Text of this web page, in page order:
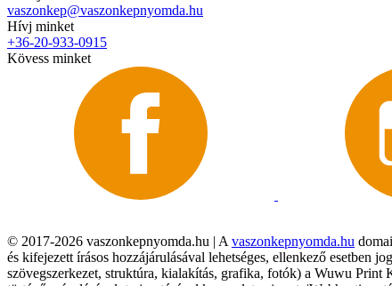
vaszonkep@vaszonkepnyomda.hu
Hívj minket
+36-20-933-0915
Kövess minket
© 2017-2026 vaszonkepnyomda.hu | A vaszonkepnyomda.hu
és kifejezett írásos hozzájárulásával lehetséges, ellenkező esetben
szövegszerkezet, struktúra, kialakítás, grafika, fotók) a Wuwu